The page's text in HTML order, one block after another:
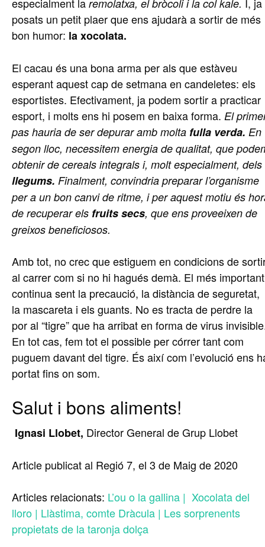
remolatxa, el bròcoli i la col kale.
posats un petit plaer que ens ajudarà a sortir de més
bon humor: la xocolata.
El cacau és una bona arma per als que estàveu
esperant aquest cap de setmana en candeletes: els
esportistes. Efectivament, ja podem sortir a practicar
esport, i molts ens hi posem en baixa forma. El
pas hauria de ser depurar amb molta fulla verda. En
segon lloc, necessitem energia de qualitat, que
obtenir de cereals integrals i, molt especialment, dels
llegums. Finalment, convindria preparar l’organisme
per a un bon canvi de ritme, i per aquest motiu és
de recuperar els fruits secs, que ens proveeixen de
greixos beneficiosos.
Amb tot, no crec que estiguem en condicions de
al carrer com si no hi hagués demà. El més important
continua sent la precaució, la distància de seguretat,
la mascareta i els guants. No es tracta de perdre la
por al “tigre” que ha arribat en forma de virus
En tot cas, fem tot el possible per córrer tant com
puguem davant del tigre. És així com l’evolució ens
portat fins on som.
Salut i bons aliments!
Ignasi Llobet, Director General de Grup Llobet
Article publicat al Regió 7, el 3 de Maig de 2020
Articles relacionats: L’ou o la gallina | Xocolata del
lloro | Llàstima, comte Dràcula | Les sorprenents
propietats de la taronja dolça